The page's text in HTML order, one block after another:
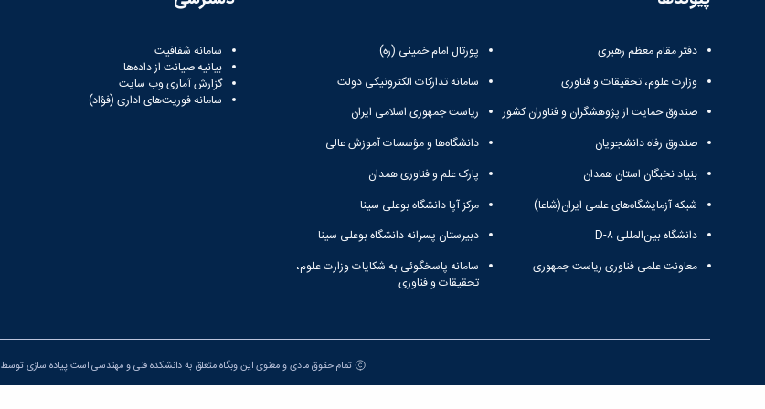
دفتر مقام معظم رهبری
وزارت علوم، تحقیقات و فناوری
صندوق حمایت از پژوهشگران و فناوران کشور
صندوق رفاه دانشجویان
بنیاد نخبگان استان همدان
شبکه آزمایشگاه‌های علمی ایران(شاعا)
دانشگاه بین‌المللی D-۸
معاونت علمی فناوری ریاست جمهوری
پورتال امام خمینی (ره)
سامانه تدارکات الکترونیکی دولت
ریاست جمهوری اسلامی ایران
دانشگاه‌ها و مؤسسات آموزش عالی
پارک علم و فناوری همدان
مرکز آپا دانشگاه بوعلی سینا
دبیرستان پسرانه دانشگاه بوعلی سینا
سامانه پاسخگوئی به شکایات وزارت علوم،
تحقیقات و فناوری
سامانه شفافیت
بیانیه صیانت از داده‌ها
گزارش آماری وب‌ سایت
سامانه فوریت‌های اداری (فؤاد)
تمام حقوق مادی و معنوی این وبگاه متعلق به دانشکده فنی و مهندسی است.پیاده سازی توسط